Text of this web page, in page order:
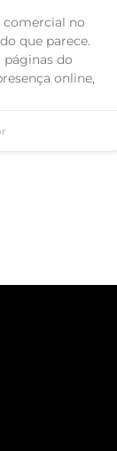
comercial no
que parece.
do
online,